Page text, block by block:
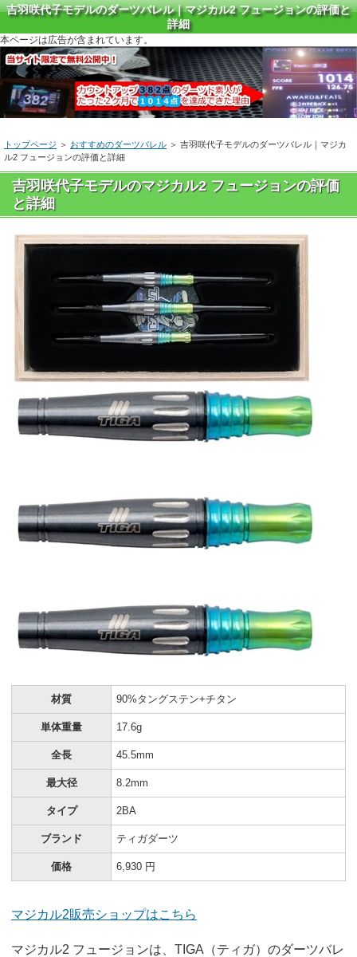
吉羽咲代子モデルのダーツバレル｜マジカル2 フュージョンの評価と
詳細
本ページは広告が含まれています。
トップページ ＞ おすすめのダーツバレル ＞ 吉羽咲代子モデルのダーツバレル｜マジカ
ル2 フュージョンの評価と詳細
吉羽咲代子モデルのマジカル2 フュージョンの評価
と詳細
材質 90%タングステン+チタン
単体重量 17.6g
全長 45.5mm
最大径 8.2mm
タイプ 2BA
ブランド ティガダーツ
価格 6,930 円
マジカル2販売ショップはこちら
マジカル2 フュージョンは、TIGA（ティガ）のダーツバレ